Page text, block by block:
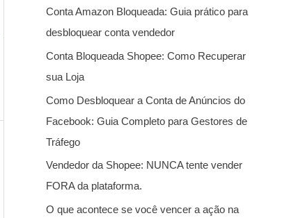
Conta Amazon Bloqueada: Guia prático para
desbloquear conta vendedor
Conta Bloqueada Shopee: Como Recuperar
sua Loja
Como Desbloquear a Conta de Anúncios do
Facebook: Guia Completo para Gestores de
Tráfego
Vendedor da Shopee: NUNCA tente vender
FORA da plataforma.
O que acontece se você vencer a ação na